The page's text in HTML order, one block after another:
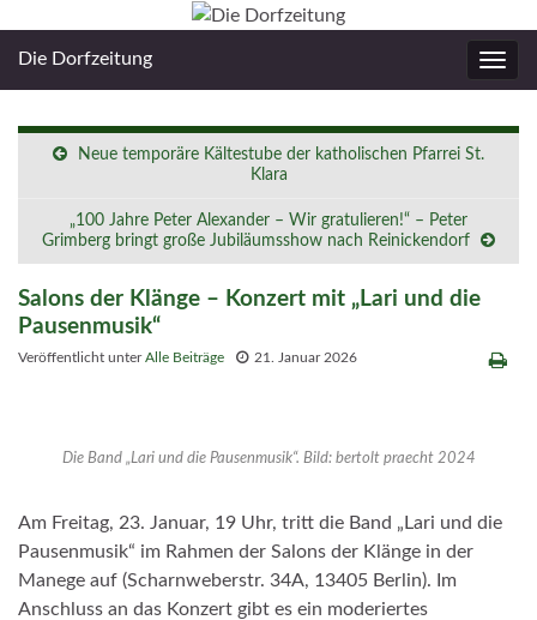
Die Dorfzeitung
Neue temporäre Kältestube der katholischen Pfarrei St.
Klara
„100 Jahre Peter Alexander – Wir gratulieren!“ – Peter
Grimberg bringt große Jubiläumsshow nach Reinickendorf
Salons der Klänge – Konzert mit „Lari und die
Pausenmusik“
Veröffentlicht unterAlle Beiträge 21. Januar 2026
Die Band „Lari und die Pausenmusik“. Bild: bertolt praecht 2024
Am Freitag, 23. Januar, 19 Uhr, tritt die Band „Lari und die
Pausenmusik“ im Rahmen der Salons der Klänge in der
Manege auf (Scharnweberstr. 34A, 13405 Berlin). Im
Anschluss an das Konzert gibt es ein moderiertes